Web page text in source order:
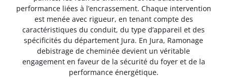
performance liées à l’encrassement. Chaque intervention
est menée avec rigueur, en tenant compte des
caractéristiques du conduit, du type d’appareil et des
spécificités du département Jura. En Jura, Ramonage
debistrage de cheminée devient un véritable
engagement en faveur de la sécurité du foyer et de la
performance énergétique.